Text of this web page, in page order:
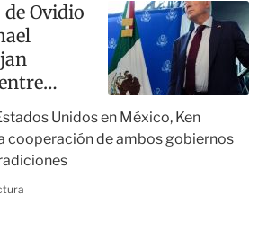
Ovidio
Unidos en México, Ken
cooperación de ambos gobiernos